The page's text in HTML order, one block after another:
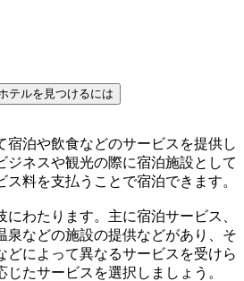
テルを見つけるには
宿泊や飲食などのサービスを提供し
ジネスや観光の際に宿泊施設として
料を支払うことで宿泊できます。
わたります。主に宿泊サービス、
泉などの施設の提供などがあり、そ
どによって異なるサービスを受けら
たサービスを選択しましょう。